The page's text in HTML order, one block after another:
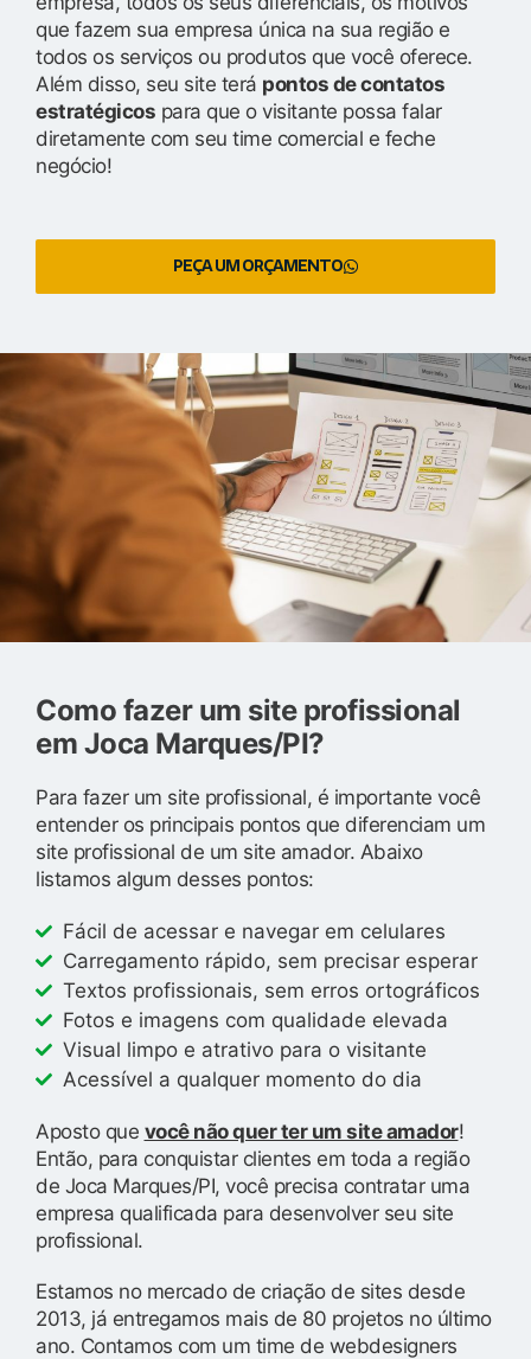
que fazem sua empresa única na sua região e
todos os serviços ou produtos que você oferece.
Além disso, seu site terá pontos de contatos
estratégicos para que o visitante possa falar
diretamente com seu time comercial e feche
negócio!
PEÇA UM ORÇAMENTO
Como fazer um site profissional
em Joca Marques/PI?
Para fazer um site profissional, é importante você
entender os principais pontos que diferenciam um
site profissional de um site amador. Abaixo
listamos algum desses pontos:
Fácil de acessar e navegar em celulares
Carregamento rápido, sem precisar esperar
Textos profissionais, sem erros ortográficos
Fotos e imagens com qualidade elevada
Visual limpo e atrativo para o visitante
Acessível a qualquer momento do dia
Aposto que você não quer ter um site amador!
Então, para conquistar clientes em toda a região
de Joca Marques/PI, você precisa contratar uma
empresa qualificada para desenvolver seu site
profissional.
Estamos no mercado de criação de sites desde
2013, já entregamos mais de 80 projetos no último
ano. Contamos com um time de webdesigners